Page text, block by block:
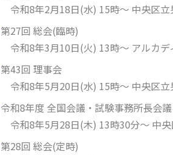
令和8年2月18日(水) 15時～ 中央区
第27回 総会(臨時)
令和8年3月10日(火) 13時～ アルカデ
第43回 理事会
令和8年5月20日(水) 15時～ 中央区
令和8年度 全国会議・試験事務所長会議
令和8年5月28日(木) 13時30分～ 中
第28回 総会(定時)